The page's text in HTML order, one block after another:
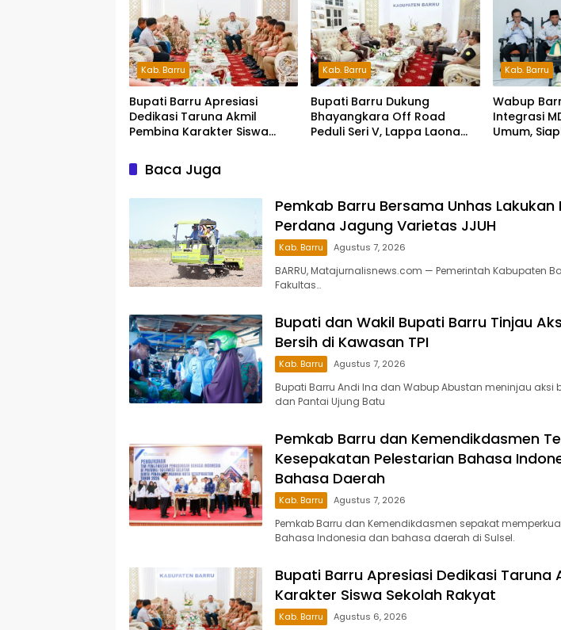
Kab. Barru
Bupati Barru Apresiasi
Dedikasi Taruna Akmil
Pembina Karakter Siswa
Kab. Barru
Bupati Barru Dukung
Bhayangkara Off Road
Peduli Seri V, Lappa Laona
Kab. Barru
Wabup
Integrasi
Umum,
Baca Juga
Pemkab Barru Bersama Unhas
Perdana Jagung Varietas JJUH
Kab. Barru Agustus 7, 2026
BARRU, Matajurnalisnews.com — Pemerintah Kabupaten
Fakultas…
Bupati dan Wakil Bupati Barru Tinjau
Bersih di Kawasan TPI
Kab. Barru Agustus 7, 2026
Bupati Barru Andi Ina dan Wabup Abustan meninjau aksi
dan Pantai Ujung Batu
Pemkab Barru dan Kemendikdasmen
Kesepakatan Pelestarian Bahasa
Bahasa Daerah
Kab. Barru Agustus 7, 2026
Pemkab Barru dan Kemendikdasmen sepakat
Bahasa Indonesia dan bahasa daerah di Sulsel.
Bupati Barru Apresiasi Dedikasi Taruna
Karakter Siswa Sekolah Rakyat
Kab. Barru Agustus 6, 2026